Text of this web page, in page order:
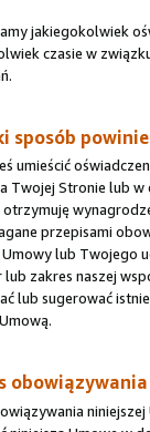
jakiegokolwiek
czasie w
sposób
umieścić
Twojej Stronie lub w
otrzymuję
przepisami
Umowy lub Twojego
lub zakres naszej
lub sugerować